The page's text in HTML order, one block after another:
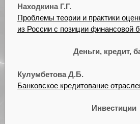
Находкина Г.Г.
Проблемы теории и практики
из России с позиции финансовой
Деньги, кредит,
Кулумбетова Д.Б.
Банковское кредитование
Инвестиции